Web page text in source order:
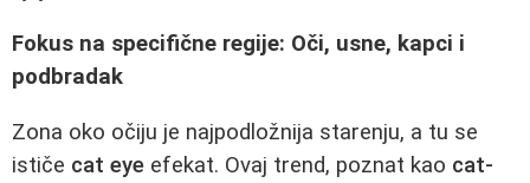
Fokus na specifične regije: Oči, usne, kapci i
podbradak
Zona oko očiju je najpodložnija starenju, a tu se
ističe cat eye efekat. Ovaj trend, poznat kao cat-